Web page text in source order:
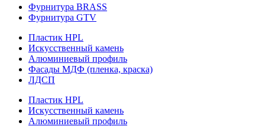
Фурнитура BRASS
Фурнитура GTV
Пластик HPL
Искусственный камень
Алюминиевый профиль
Фасады МДФ (пленка, краска)
ЛДСП
Пластик HPL
Искусственный камень
Алюминиевый профиль